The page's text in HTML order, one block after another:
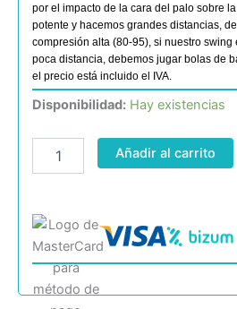
por el impacto de la cara del palo sobre
potente y hacemos grandes distancias,
compresión alta (80-95), si nuestro swing
poca distancia, debemos jugar bolas de
el precio está incluido el IVA.
Disponibilidad: Hay existencias
Titleist
V1X
cantidad
Añadir al carrito